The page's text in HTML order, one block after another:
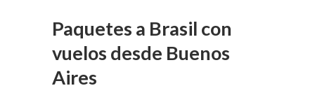
Paquetes a Brasil con
vuelos desde Buenos
Aires